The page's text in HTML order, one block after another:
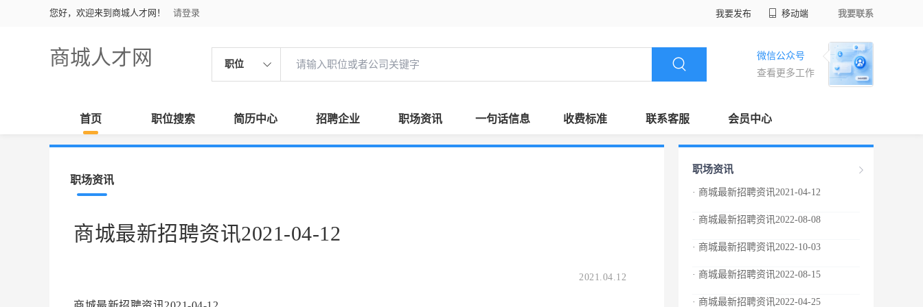
您好，欢迎来到商城人才网！ 请登录 我要发布 移动端 我要联系
商城人才网 职位
微信公众号
查看更多工作
首页 职位搜索 简历中心 招聘企业 职场资讯 一句话信息 收费标准 联系客服 会员中心
职场资讯
商城最新招聘资讯2021-04-12
2021.04.12
职场资讯
· 商城最新招聘资讯2021-04-12
· 商城最新招聘资讯2022-08-08
· 商城最新招聘资讯2022-10-03
· 商城最新招聘资讯2022-08-15
· 商城最新招聘资讯2022-04-25